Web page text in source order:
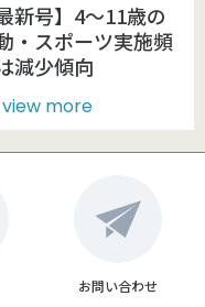
最新号】4～11歳の
・スポーツ実施頻
減少傾向
view more
お問い合わせ